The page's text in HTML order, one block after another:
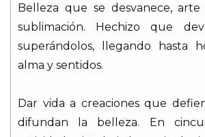
Belleza que se desvanece,
sublimación. Hechizo que
superándolos, llegando hasta
alma y sentidos.
Dar vida a creaciones que
difundan la belleza. En